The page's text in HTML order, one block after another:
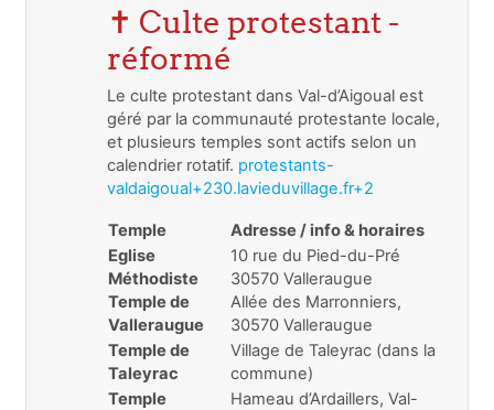
✝️ Culte protestant -
réformé
Le culte protestant dans Val-d’Aigoual est
géré par la communauté protestante locale,
et plusieurs temples sont actifs selon un
calendrier rotatif. protestants-
valdaigoual+230.lavieduvillage.fr+2
Temple
Adresse / info & horaires
Eglise
Méthodiste
Temple de
Valleraugue
10 rue du Pied-du-Pré
30570 Valleraugue
Allée des Marronniers,
30570 Valleraugue
Temple de
Taleyrac
Village de Taleyrac (dans la
commune)
Temple
Hameau d’Ardaillers, Val-